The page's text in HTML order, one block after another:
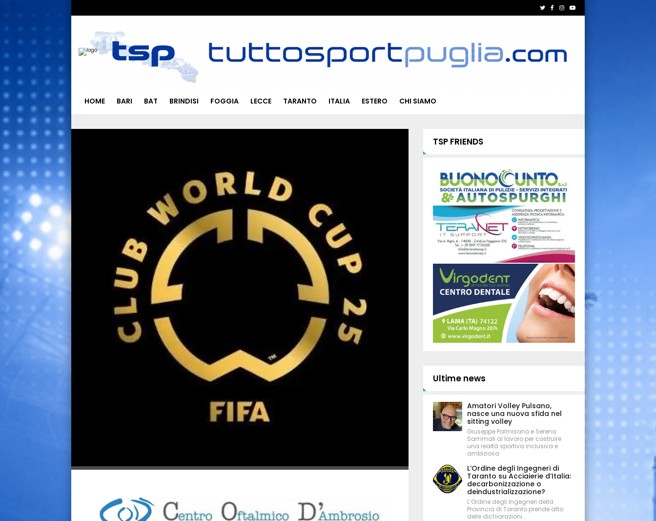
HOME BARI BAT BRINDISI FOGGIA LECCE TARANTO ITALIA ESTERO CHI SIAMO
TSP FRIENDS
Ultime news
Amatori Volley Pulsano,
nasce una nuova sfida nel
sitting volley
Giuseppe Palmisano e Serena
Sammali al lavoro per costruire
una realtà sportiva inclusiva e
ambiziosa
L’Ordine degli Ingegneri di
Taranto su Acciaierie d’Italia:
decarbonizzazione o
deindustrializzazione?
L’Ordine degli Ingegneri della
Provincia di Taranto prende atto
delle dichiarazioni...